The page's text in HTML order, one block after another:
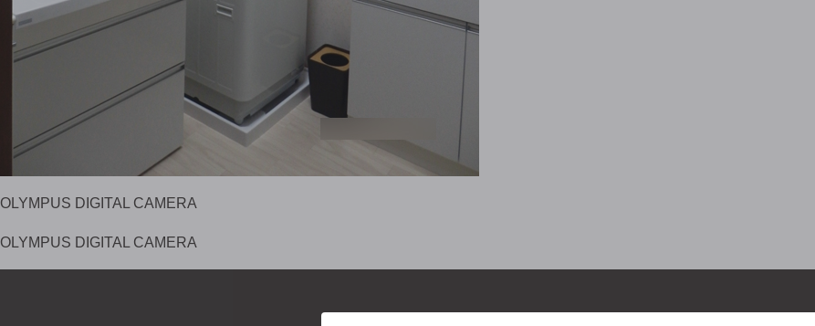
OLYMPUS DIGITAL CAMERA
OLYMPUS DIGITAL CAMERA